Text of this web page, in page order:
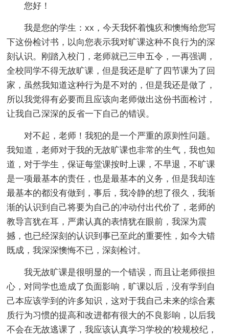
您好！
我是您的学生：xx，今天我怀着愧疚和懊悔给您写
下这份检讨书，以向您表示我对旷课这种不良行为的深
刻认识。刚踏入校门，老师就已三申五令，一再强调，
全校同学不得无故旷课，但是我还是旷了四节课为了回
家，虽然我知道这种行为是不对的，但是我还是做了，
所以我觉得有必要而且应该向老师做出这份书面检讨，
让我自己深深的反省一下自己的错误。
对不起，老师！我犯的是一个严重的原则性问题。
我知道，老师对于我的无故旷课也非常的生气，我也知
道，对于学生，保证每堂课按时上课，不早退，不旷课
是一项最基本的责任，也是最基本的义务，但是我却连
最基本的都没有做到，事后，我冷静的想了很久，我渐
渐的认识到自己将要为自己的冲动付出代价了，老师的
教导言犹在耳，严肃认真的表情犹在眼前，我深为震
撼，也已经深刻的认识到事已至此的重要性，如今大错
既成，我深深懊悔不已，深刻检讨。
我无故旷课是很明显的一个错误，而且让老师很担
心，对同学也造成了负面影响，旷课以后，没有学到自
己本应该学到的许多知识，这对于我自己未来的综合素
质行为习惯的提高和改进都有很大的不良影响，以后我
不会在无故逃课了，我应该认真学习学校的'校规校纪，